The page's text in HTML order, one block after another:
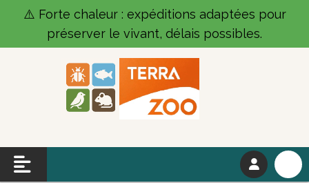
⚠️ Forte chaleur : expéditions adaptées pour
préserver le vivant, délais possibles.